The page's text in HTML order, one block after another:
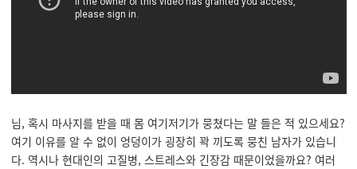
님, 혹시 마사지를 받을 때 몸 여기저기가 뭉쳤다는 말 들은 적 있으세요?
여기 이유를 알 수 없이 엉덩이가 굉장히 꽉 끼도록 뭉친 남자가 있습니
다. 역시나 현대인의 고질병, 스트레스와 긴장감 때문이었을까요? 여러